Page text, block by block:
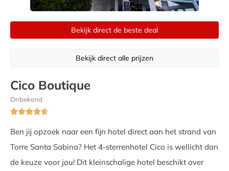
Bekijk direct de beste deal
Bekijk direct alle prijzen
Cico Boutique
Onbekend

Ben jij opzoek naar een fijn hotel direct aan het strand van
Torre Santa Sabina? Het 4-sterrenhotel Cico is wellicht dan
de keuze voor jou! Dit kleinschalige hotel beschikt over